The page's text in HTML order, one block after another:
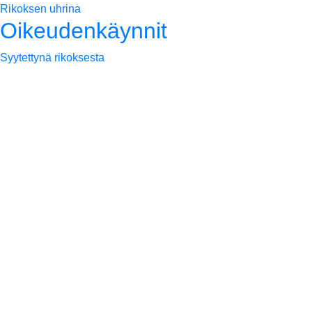
Rikoksen uhrina
Oikeudenkäynnit
Syytettynä rikoksesta